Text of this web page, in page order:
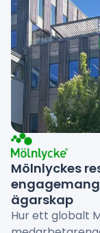
Mölnlyckes
ägarskap
Hur ett globalt